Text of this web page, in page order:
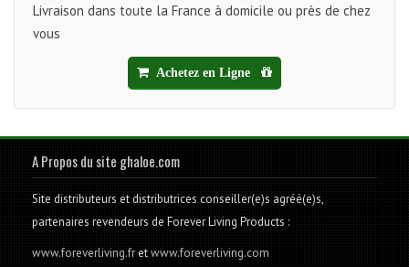
Livraison dans toute la France à domicile ou près de chez
vous
Achetez en Ligne
A Propos du site ghaloe.com
Site distributeurs et distributrices conseiller(e)s agréé(e)s,
partenaires revendeurs de Forever Living Products :
www.foreverliving.fretwww.foreverliving.com